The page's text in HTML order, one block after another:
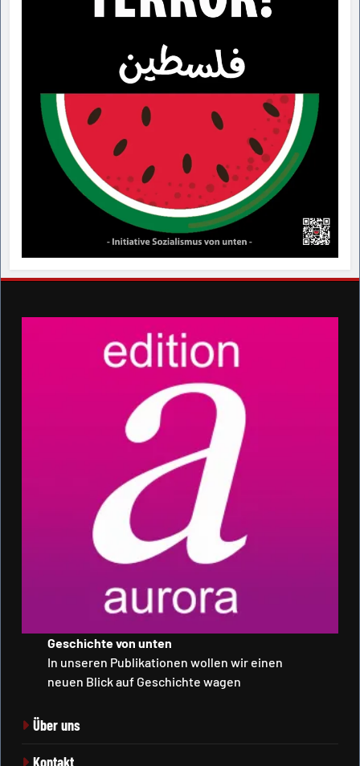
Geschichte von unten
In unseren Publikationen wollen wir einen
neuen Blick auf Geschichte wagen
Über uns
Kontakt